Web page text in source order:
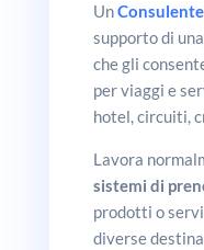
Un
supporto di
che gli
per viaggi e
hotel, circuiti,
Lavora
sistemi di
prodotti o
diverse